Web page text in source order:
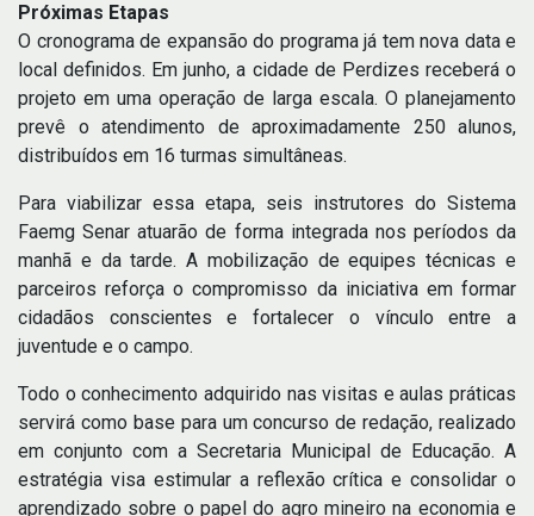
Próximas Etapas
O cronograma de expansão do programa já tem nova data e
local definidos. Em junho, a cidade de Perdizes receberá o
projeto em uma operação de larga escala. O planejamento
prevê o atendimento de aproximadamente 250 alunos,
distribuídos em 16 turmas simultâneas.
Para viabilizar essa etapa, seis instrutores do Sistema
Faemg Senar atuarão de forma integrada nos períodos da
manhã e da tarde. A mobilização de equipes técnicas e
parceiros reforça o compromisso da iniciativa em formar
cidadãos conscientes e fortalecer o vínculo entre a
juventude e o campo.
Todo o conhecimento adquirido nas visitas e aulas práticas
servirá como base para um concurso de redação, realizado
em conjunto com a Secretaria Municipal de Educação. A
estratégia visa estimular a reflexão crítica e consolidar o
aprendizado sobre o papel do agro mineiro na economia e